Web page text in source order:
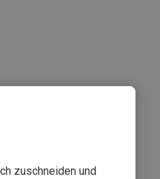
zuschneiden und